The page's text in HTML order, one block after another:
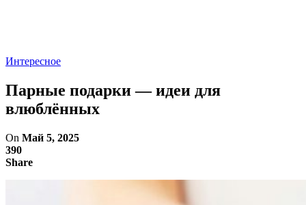
Интересное
Парные подарки — идеи для
влюблённых
On Май 5, 2025
390
Share